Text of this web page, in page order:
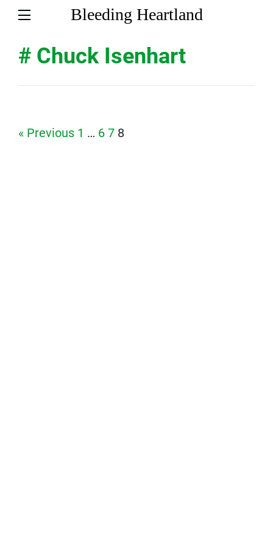
Bleeding Heartland
# Chuck Isenhart
« Previous Page
1 … Page
6 Page
7 Page
8